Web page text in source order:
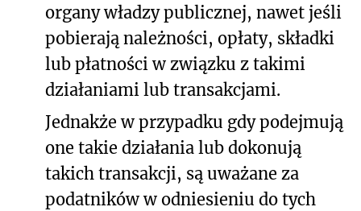
organy władzy publicznej, nawet jeśli
pobierają należności, opłaty, składki
lub płatności w związku z takimi
działaniami lub transakcjami.
Jednakże w przypadku gdy podejmują
one takie działania lub dokonują
takich transakcji, są uważane za
podatników w odniesieniu do tych